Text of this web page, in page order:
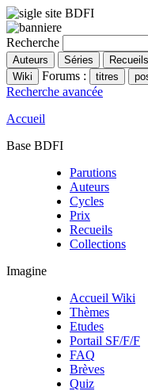
Recherche
Forums :
Recherche avancée
Accueil
Base BDFI
Parutions
Auteurs
Cycles
Prix
Recueils
Collections
Imagine
Accueil Wiki
Thèmes
Etudes
Portail SF/F/F
FAQ
Brèves
Quiz